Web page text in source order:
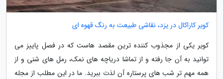
کویر کاراکال در یزد، نقاشی طبیعت به رنگ قهوه ای
کویر یکی از مجذوب کننده ترین مقصد هاست که در فصل پاییز می
توانید به آن جا رفته و از تماشا دریاچه های نمک، رمل های شنی و از
همه مهم تر شب های پرستاره آن لذت ببرید. ما در این مطلب از مجله